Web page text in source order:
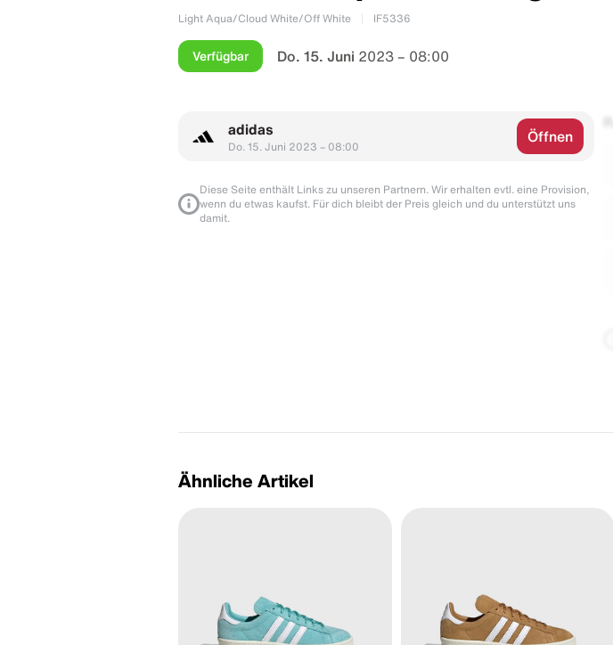
Light Aqua/Cloud White/Off White IF5336
Verfügbar Do. 15. Juni 2023 – 08:00
adidas
Do. 15. Juni 2023 – 08:00
Öffnen
Diese Seite enthält Links zu unseren Partnern. Wir erhalten evtl. eine Provision,
wenn du etwas kaufst. Für dich bleibt der Preis gleich und du unterstützt uns
damit.
Ähnliche Artikel